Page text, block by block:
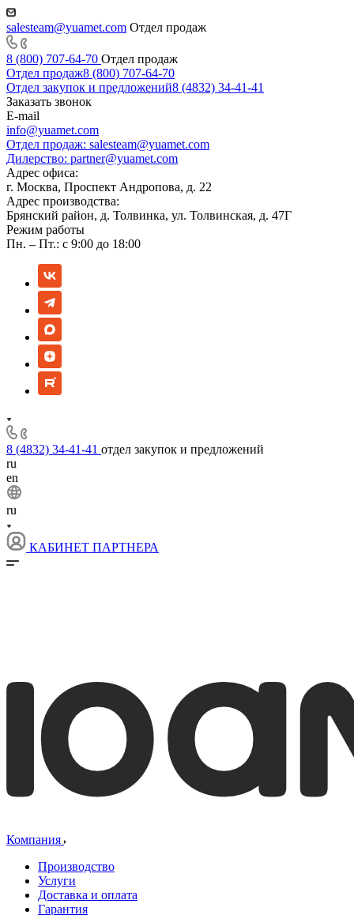
salesteam@yuamet.com Отдел продаж
8 (800) 707-64-70 Отдел продаж
Отдел продаж8 (800) 707-64-70
Отдел закупок и предложений8 (4832) 34-41-41
Заказать звонок
E-mail
info@yuamet.com
Отдел продаж: salesteam@yuamet.com
Дилерство: partner@yuamet.com
Адрес офиса:
г. Москва, Проспект Андропова, д. 22
Адрес производства:
Брянский район, д. Толвинка, ул. Толвинская, д. 47Г
Режим работы
Пн. – Пт.: с 9:00 до 18:00
8 (4832) 34-41-41 отдел закупок и предложений
ru
en
ru
КАБИНЕТ ПАРТНЕРА
Компания
Производство
Услуги
Доставка и оплата
Гарантия